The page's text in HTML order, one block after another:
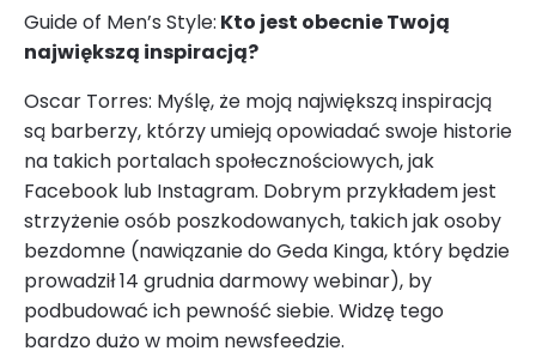
Guide of Men’s Style: Kto jest obecnie Twoją
największą inspiracją?
Oscar Torres: Myślę, że moją największą inspiracją
są barberzy, którzy umieją opowiadać swoje historie
na takich portalach społecznościowych, jak
Facebook lub Instagram. Dobrym przykładem jest
strzyżenie osób poszkodowanych, takich jak osoby
bezdomne (nawiązanie do Geda Kinga, który będzie
prowadził 14 grudnia darmowy webinar), by
podbudować ich pewność siebie. Widzę tego
bardzo dużo w moim newsfeedzie.